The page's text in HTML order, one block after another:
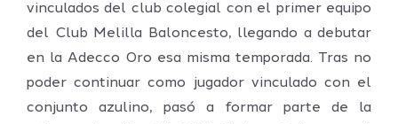
vinculados del club colegial con el primer equipo
del Club Melilla Baloncesto, llegando a debutar
en la Adecco Oro esa misma temporada. Tras no
poder continuar como jugador vinculado con el
conjunto azulino, pasó a formar parte de la